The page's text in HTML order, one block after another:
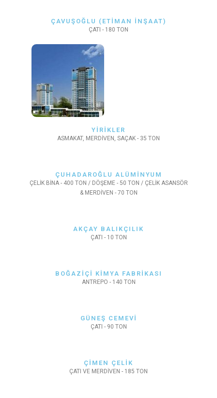
ÇAVUŞOĞLU (ETİMAN İNŞAAT)
ÇATI - 180 TON
YİRİKLER
ASMAKAT, MERDİVEN, SAÇAK - 35 TON
ÇUHADAROĞLU ALÜMİNYUM
ÇELİK BİNA - 400 TON / DÖŞEME - 50 TON / ÇELİK ASANSÖR
& MERDİVEN - 70 TON
AKÇAY BALIKÇILIK
ÇATI - 10 TON
BOĞAZİÇİ KİMYA FABRİKASI
ANTREPO - 140 TON
GÜNEŞ CEMEVİ
ÇATI - 90 TON
ÇİMEN ÇELİK
ÇATI VE MERDİVEN - 185 TON